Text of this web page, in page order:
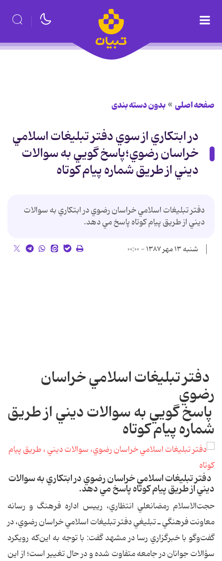
صفحه اصلی بدون دسته بندی
در ابتكاري از سوي دفتر تبليغات اسلامي
خراسان رضوي؛پاسخ گويي به سوالات
ديني از طريق شماره پيام كوتاه
دفتر تبليغات اسلامي خراسان رضوي در ابتكاري به سوالات
ديني از طريق پيام كوتاه پاسخ مي دهد.
شنبه ۱۳ مهر ۱۳۸۷ - ۰۰:۰۰
دفتر تبليغات اسلامي خراسان
رضوي
پاسخ گويي به سوالات ديني از طريق
شماره پيام كوتاه
دفتر تبليغات اسلامي خراسان رضوي در ابتكاري به سوالات
ديني از طريق پيام كوتاه پاسخ مي دهد.
حجت‌الاسلام رمضانعلي انتظاري، رييس اداره فرهنگ و رسانه
معاونت فرهنگي ـ تبليغي دفتر تبليغات اسلامي خراسان رضوي، در
گفت‌وگو با خبرگزاري رسا در مشهد گفت: با توجه به اين‌که رويکرد
سؤالات جوانان در جامعه متفاوت شده و در حال تغيير است؛ از اين